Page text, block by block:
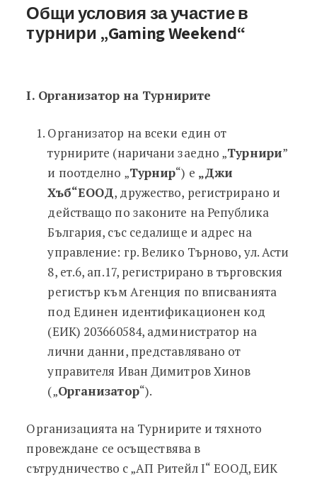
Общи условия за участие в
турнири „Gaming Weekend“
І. Организатор на Турнирите
Организатор на всеки един от
турнирите (наричани заедно „Турнири”
и поотделно „Турнир“) e „Джи
Хъб“ЕООД, дружество, регистрирано и
действащо по законите на Република
България, със седалище и адрес на
управление: гр. Велико Търново, ул. Асти
8, ет.6, ап.17, регистрирано в търговския
регистър към Агенция по вписванията
под Единен идентификационен код
(ЕИК) 203660584, администратор на
лични данни, представлявано от
управителя Иван Димитров Хинов
(„Организатор“).
Организацията на Турнирите и тяхното
провеждане се осъществява в
сътрудничество с „АП Ритейл I“ ЕООД, ЕИК